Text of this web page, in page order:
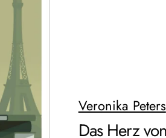
Veronika Peters
Das Herz